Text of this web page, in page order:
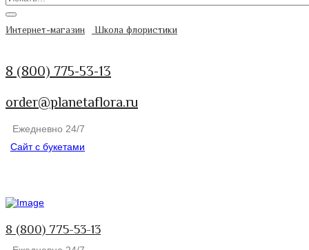
Интернет-магазин Школа флористики
8 (800) 775-53-13
order@planetaflora.ru
Ежедневно 24/7
Сайт с букетами
8 (800) 775-53-13